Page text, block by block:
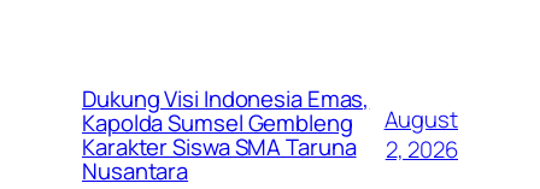
Dukung Visi Indonesia Emas,
Kapolda Sumsel Gembleng
Karakter Siswa SMA Taruna
Nusantara
August
2, 2026